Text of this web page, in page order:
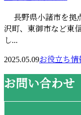
長野県小諸市を拠
沢町、東御市など東
し...
2025.05.09お役立ち情
お問い合わせ